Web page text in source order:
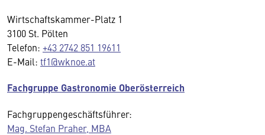
Wirtschaftskammer-Platz 1
3100 St. Pölten
Telefon: +43 2742 851 19611
E-Mail: tf1@wknoe.at
Fachgruppe Gastronomie Oberösterreich
Fachgruppengeschäftsführer:
Mag. Stefan Praher, MBA